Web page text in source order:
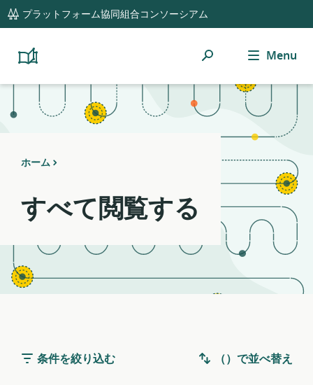
global
navigation
プラットフォーム協同組合コンソーシアム
Platform
Resource
検
Menu
ホーム
すべて閲覧する
条件を絞り込む （）で並べ替え
Notifications
21
filters
Resource